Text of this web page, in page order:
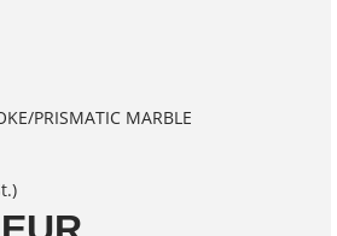
PRISMATIC MARBLE